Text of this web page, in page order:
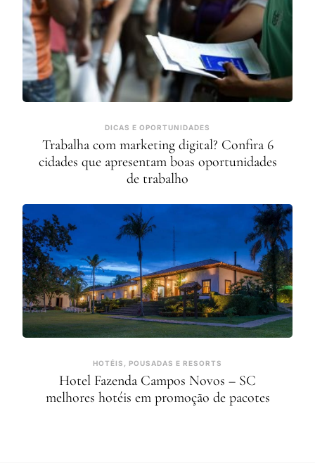
DICAS E OPORTUNIDADES
Trabalha com marketing digital? Confira 6
cidades que apresentam boas oportunidades
de trabalho
HOTÉIS, POUSADAS E RESORTS
Hotel Fazenda Campos Novos – SC
melhores hotéis em promoção de pacotes